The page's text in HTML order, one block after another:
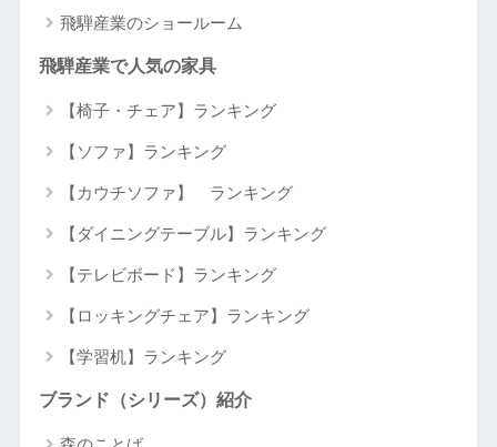
飛騨産業のショールーム
飛騨産業で人気の家具
【椅子・チェア】ランキング
【ソファ】ランキング
【カウチソファ】 ランキング
【ダイニングテーブル】ランキング
【テレビボード】ランキング
【ロッキングチェア】ランキング
【学習机】ランキング
ブランド（シリーズ）紹介